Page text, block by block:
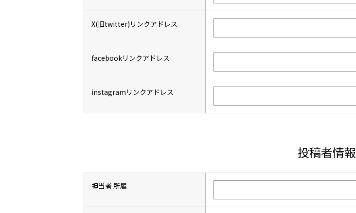
X(旧twitter)リンクアドレス
facebookリンクアドレス
instagramリンクアドレス
投稿者情報
担当者 所属